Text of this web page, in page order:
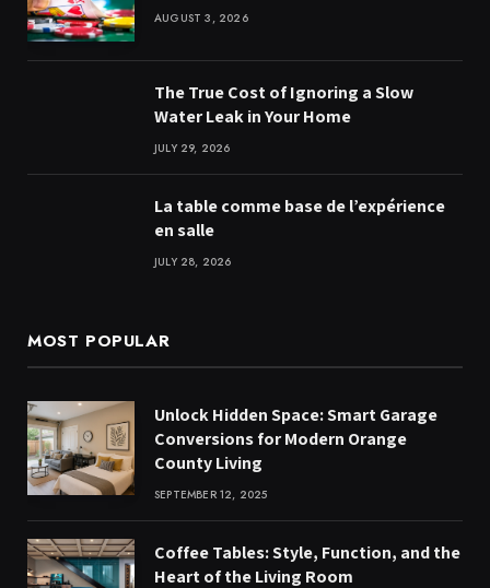
AUGUST 3, 2026
The True Cost of Ignoring a Slow
Water Leak in Your Home
JULY 29, 2026
La table comme base de l’expérience
en salle
JULY 28, 2026
MOST POPULAR
Unlock Hidden Space: Smart Garage
Conversions for Modern Orange
County Living
SEPTEMBER 12, 2025
Coffee Tables: Style, Function, and the
Heart of the Living Room